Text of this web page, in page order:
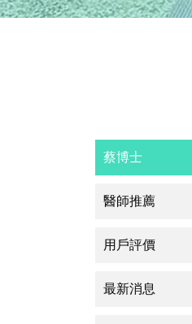
蔡博士
醫師推薦
用戶評價
最新消息